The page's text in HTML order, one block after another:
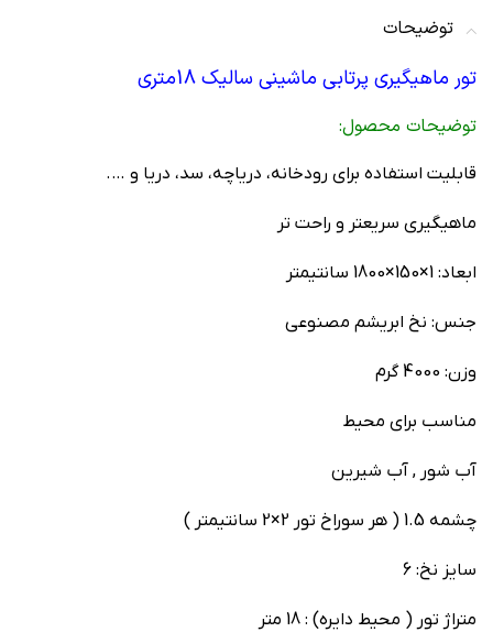
توضیحات
تور ماهیگیری پرتابی ماشینی سالیک 18متری
توضیحات محصول:
قابلیت استفاده برای رودخانه، دریاچه، سد، دریا و ….
ماهیگیری سریعتر و راحت تر
ابعاد: 1×150×1800 سانتیمتر
جنس: نخ ابریشم مصنوعی
وزن: 4000 گرم
مناسب برای محیط
آب شور , آب شیرین
چشمه 1.5 ( هر سوراخ تور 2×2 سانتیمتر )
سایز نخ: 6
متراژ تور ( محیط دایره) : 18 متر